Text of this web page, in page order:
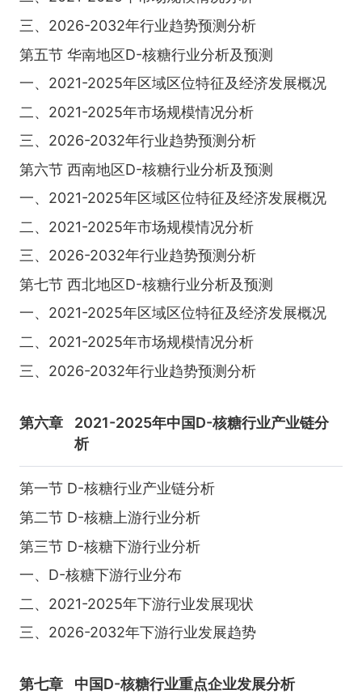
三、2026-2032年行业趋势预测分析
第五节 华南地区D-核糖行业分析及预测
一、2021-2025年区域区位特征及经济发展概况
二、2021-2025年市场规模情况分析
三、2026-2032年行业趋势预测分析
第六节 西南地区D-核糖行业分析及预测
一、2021-2025年区域区位特征及经济发展概况
二、2021-2025年市场规模情况分析
三、2026-2032年行业趋势预测分析
第七节 西北地区D-核糖行业分析及预测
一、2021-2025年区域区位特征及经济发展概况
二、2021-2025年市场规模情况分析
三、2026-2032年行业趋势预测分析
第六章
2021-2025年中国D-核糖行业产业链分
析
第一节 D-核糖行业产业链分析
第二节 D-核糖上游行业分析
第三节 D-核糖下游行业分析
一、D-核糖下游行业分布
二、2021-2025年下游行业发展现状
三、2026-2032年下游行业发展趋势
第七章 中国D-核糖行业重点企业发展分析